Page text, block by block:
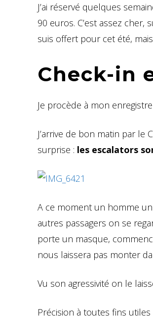
J’ai réservé quelques
90 euros. C’est assez
suis offert pour cet été,
Check-in
Je procède à mon
J’arrive de bon matin par le
surprise : les escalators
A ce moment un homme
autres passagers on se
porte un masque,
nous laissera pas monter
Vu son agressivité on le
Précision à toutes fins utiles